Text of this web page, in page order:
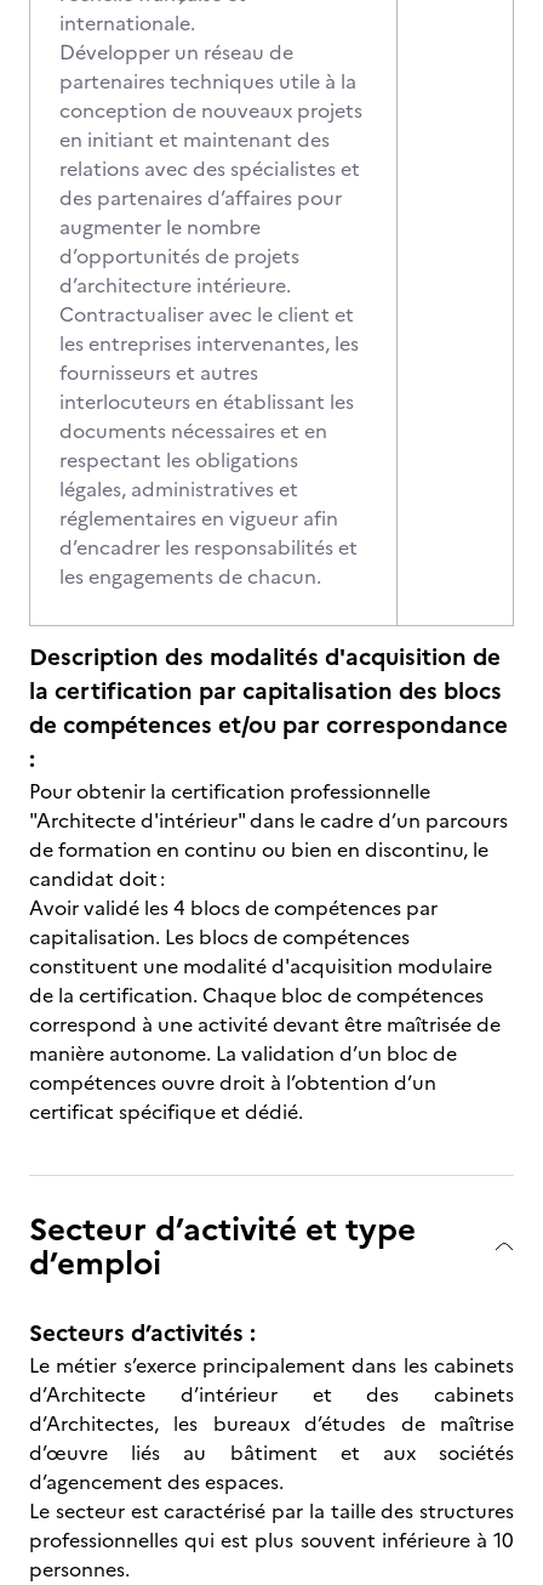
internationale.
Développer un réseau de
partenaires techniques utile à la
conception de nouveaux projets
en initiant et maintenant des
relations avec des spécialistes et
des partenaires d’affaires pour
augmenter le nombre
d’opportunités de projets
d’architecture intérieure.
Contractualiser avec le client et
les entreprises intervenantes, les
fournisseurs et autres
interlocuteurs en établissant les
documents nécessaires et en
respectant les obligations
légales, administratives et
réglementaires en vigueur afin
d’encadrer les responsabilités et
les engagements de chacun.
Description des modalités d'acquisition de
la certification par capitalisation des blocs
de compétences et/ou par correspondance
:
Pour obtenir la certification professionnelle
"Architecte d'intérieur" dans le cadre d’un parcours
de formation en continu ou bien en discontinu, le
candidat doit :
Avoir validé les 4 blocs de compétences par
capitalisation. Les blocs de compétences
constituent une modalité d'acquisition modulaire
de la certification. Chaque bloc de compétences
correspond à une activité devant être maîtrisée de
manière autonome. La validation d’un bloc de
compétences ouvre droit à l’obtention d’un
certificat spécifique et dédié.
Secteur d’activité et type
d’emploi
Secteurs d’activités :
Le métier s’exerce principalement dans les cabinets
d’Architecte d’intérieur et des cabinets
d’Architectes, les bureaux d’études de maîtrise
d’œuvre liés au bâtiment et aux sociétés
d’agencement des espaces.
Le secteur est caractérisé par la taille des structures
professionnelles qui est plus souvent inférieure à 10
personnes.